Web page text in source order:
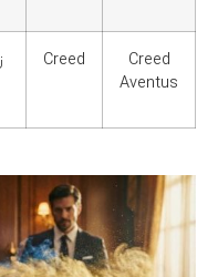
Creed
Aventus
Creed